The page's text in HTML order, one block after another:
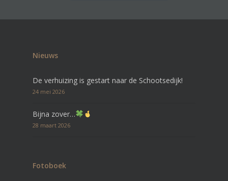
Nieuws
De verhuizing is gestart naar de Schootsedijk!
24 mei 2026
Bijna zover…
28 maart 2026
Fotoboek